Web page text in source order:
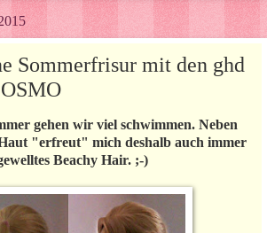
Sommerfrisur mit den ghd
gehen wir viel schwimmen. Neben
"erfreut" mich deshalb auch immer
Beachy Hair. ;-)